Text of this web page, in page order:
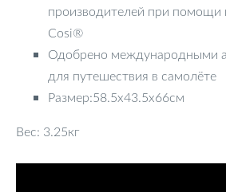
производителей при помощи
Cosi®
Одобрено международными
для путешествия в самолёте
Размер:58.5x43.5x66см
Вес: 3.25кг